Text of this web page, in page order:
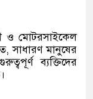
ও মোটরসাইকেল
সাধারণ মানুষের
ব্যক্তিদের